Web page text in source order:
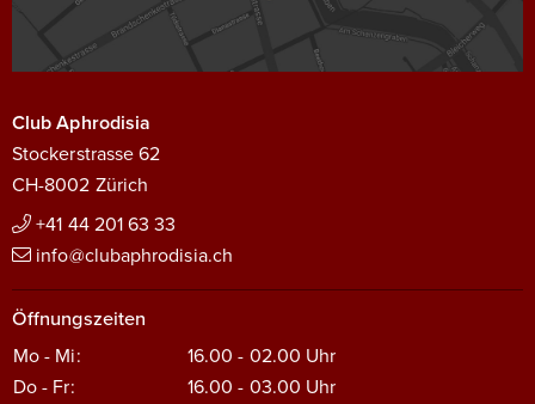
Club Aphrodisia
Stockerstrasse 62
CH-8002 Zürich
+41 44 201 63 33
info@clubaphrodisia.ch
Öffnungszeiten
Mo - Mi:
16.00 - 02.00 Uhr
Do - Fr:
16.00 - 03.00 Uhr